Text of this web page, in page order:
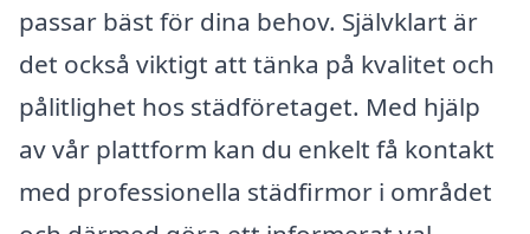
passar bäst för dina behov. Självklart är
det också viktigt att tänka på kvalitet och
pålitlighet hos städföretaget. Med hjälp
av vår plattform kan du enkelt få kontakt
med professionella städfirmor i området